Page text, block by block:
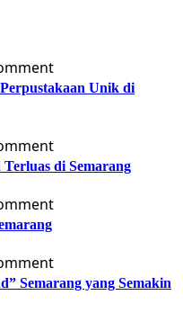
Unik di
di Semarang
Semarang yang Semakin